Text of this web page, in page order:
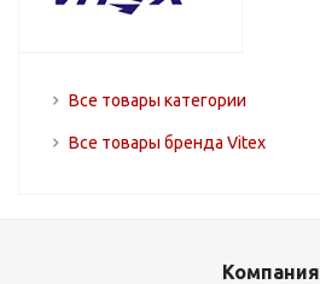
Все товары категории
Все товары бренда Vitex
Компания